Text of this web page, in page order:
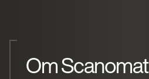
Om Scanomat